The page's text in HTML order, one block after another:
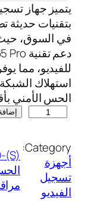
يتميز جهاز
بتقنيات حديثة
في السوق، حيث
للفيديو، مما
استهلاك
الحس الأمني
Category:
أجهزة
تسجيل
الفيديو
(S)